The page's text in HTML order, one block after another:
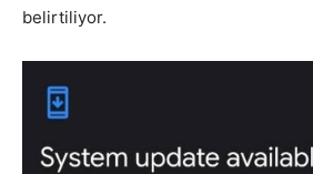
belirtiliyor.